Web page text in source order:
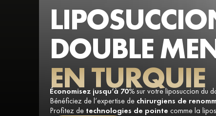
DOUBLE
EN TURQUIE
Économisez jusqu’à 70%sur votre liposuccion du
Bénéficiez de l’expertise de chirurgiens de
Profitez de technologies de pointe comme la